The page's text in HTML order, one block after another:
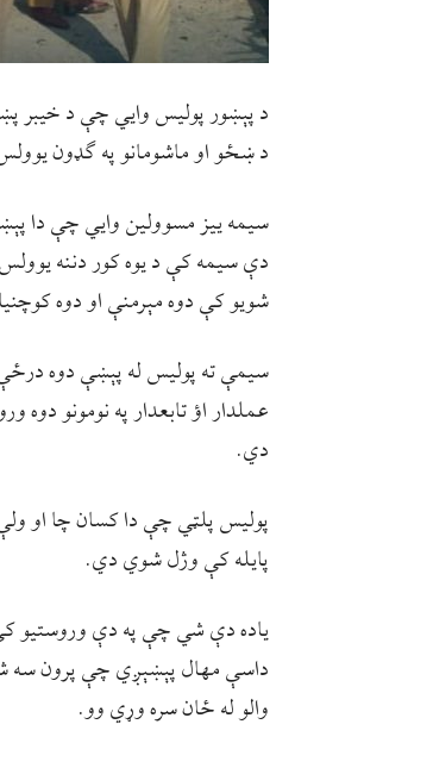
د پېښور پولیس وایي چې د خیبر
د ښځو او ماشومانو په ګډون
سیمه ییز مسوولین وایي چې دا
دې سیمه کې د یوه کور دننه
شویو کې دوه مېرمنې او دوه
سیمې ته پولیس له پېښې دوه
عملدار اؤ تابعدار په نومونو
دي.
پولیس پلټي چې دا کسان چا او
پایله کې وژل شوي دي.
یاده دې شي چې په دې وروستیو
داسې مهال پېښېږي چې پرون سه
والو له ځان سره وړي وو.